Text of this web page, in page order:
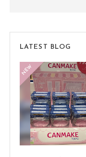
LATEST BLOG